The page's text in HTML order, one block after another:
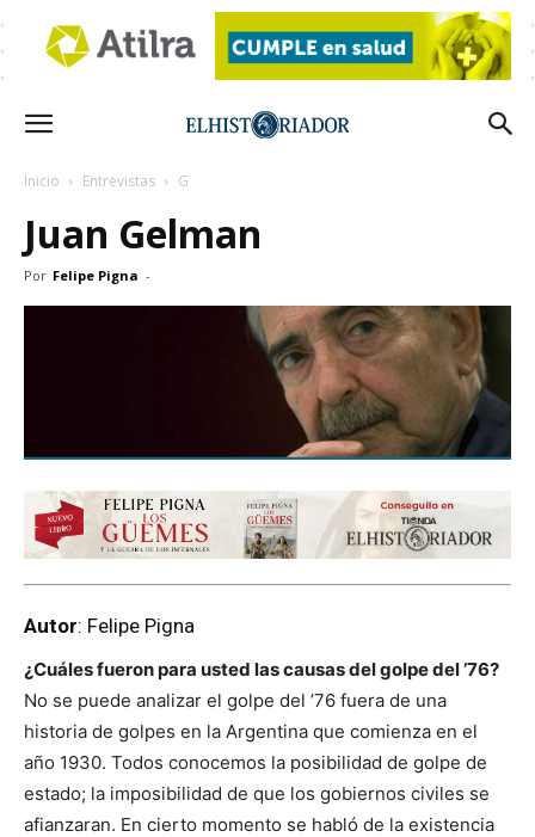
Inicio Entrevistas G
Juan Gelman
Por Felipe Pigna -
Autor: Felipe Pigna
¿Cuáles fueron para usted las causas del golpe del ’76?
No se puede analizar el golpe del ’76 fuera de una
historia de golpes en la Argentina que comienza en el
año 1930. Todos conocemos la posibilidad de golpe de
estado; la imposibilidad de que los gobiernos civiles se
afianzaran. En cierto momento se habló de la existencia